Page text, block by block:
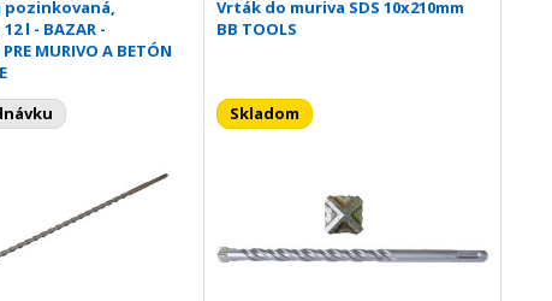
pozinkovaná,
l - BAZAR -
MURIVO A BETÓN
Vrták do muriva SDS 10x210mm
BB TOOLS
Skladom